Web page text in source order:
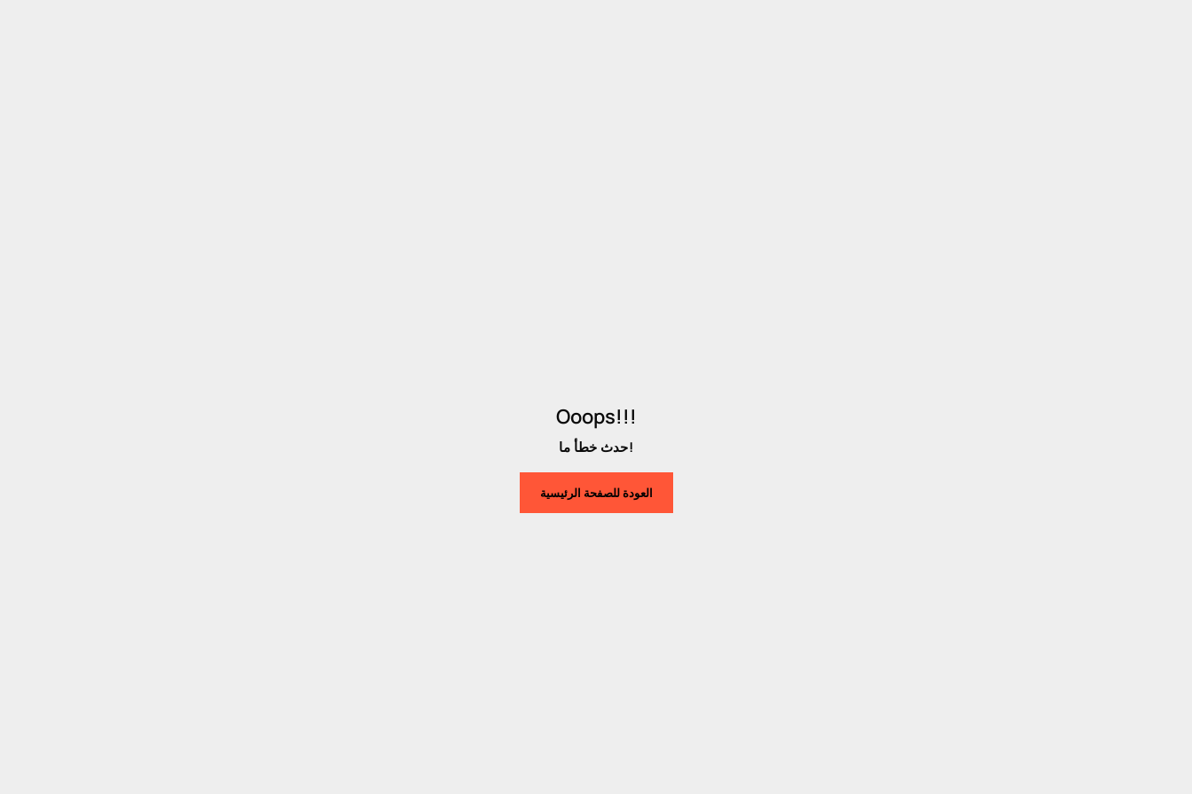
Ooops!!!
حدث خطأ ما!
العودة للصفحة الرئيسية